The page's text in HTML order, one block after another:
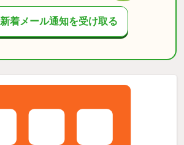
新着メール通知を受け取る